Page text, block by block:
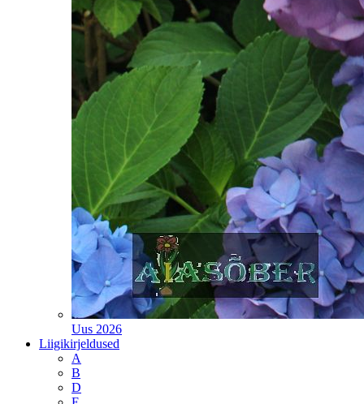
Uus 2026
Liigikirjeldused
A
B
D